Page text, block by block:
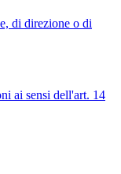
di direzione o di
ai sensi dell'art. 14